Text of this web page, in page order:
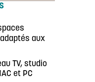
aux
TV, studio
et PC